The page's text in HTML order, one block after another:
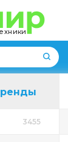
3455